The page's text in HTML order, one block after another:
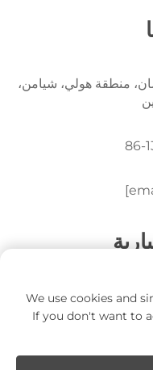
طريق تشيشان، منطقة هولي، شيامن،
We use cookies and
If you don't want to